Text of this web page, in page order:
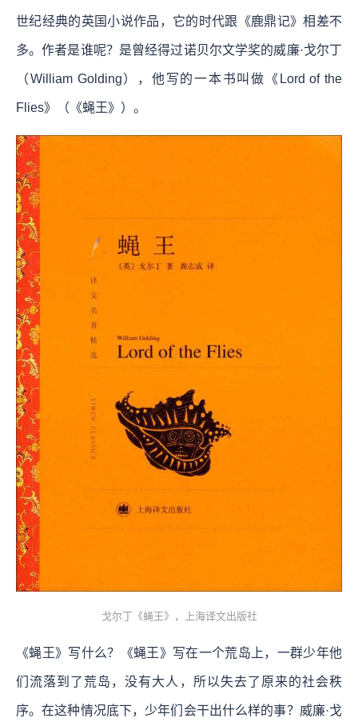
世纪经典的英国小说作品，它的时代跟《鹿鼎记》相差不
多。作者是谁呢？是曾经得过诺贝尔文学奖的威廉·戈尔丁
（William Golding），他写的一本书叫做《Lord of the
Flies》（《蝇王》）。
戈尔丁《蝇王》，上海译文出版社
《蝇王》写什么？《蝇王》写在一个荒岛上，一群少年他
们流落到了荒岛，没有大人，所以失去了原来的社会秩
序。在这种情况底下，少年们会干出什么样的事？威廉·戈